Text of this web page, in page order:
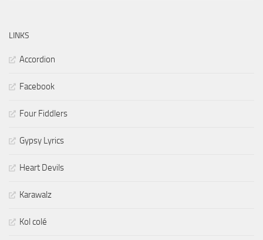
LINKS
Accordion
Facebook
Four Fiddlers
Gypsy Lyrics
Heart Devils
Karawalz
Kol colé